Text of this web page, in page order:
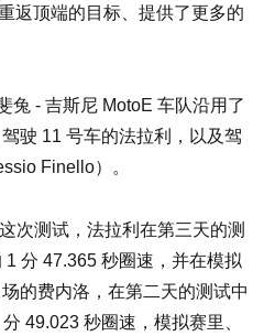
返顶端的目标、提供了更多的
兔 - 吉斯尼 MotoE 车队沿用了
驶 11 号车的法拉利，以及驾
Finello）。
次测试，法拉利在第三天的测
分 47.365 秒圈速，并在模拟
的费内洛，在第二天的测试中
49.023 秒圈速，模拟赛里、